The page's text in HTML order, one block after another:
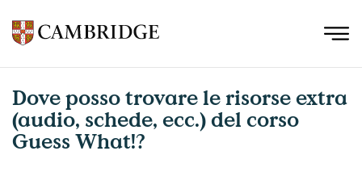
Dove posso trovare le risorse extra
(audio, schede, ecc.) del corso
Guess What!?